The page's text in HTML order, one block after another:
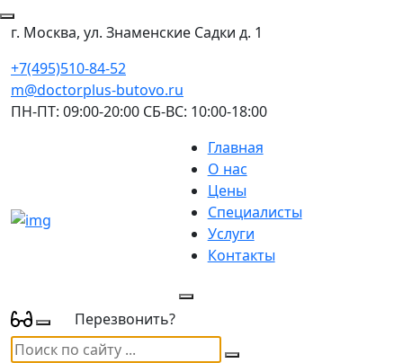
г. Москва, ул. Знаменские Садки д. 1
+7(495)510-84-52
m@doctorplus-butovo.ru
ПН-ПТ: 09:00-20:00 СБ-ВС: 10:00-18:00
Главная
О нас
Цены
Специалисты
Услуги
Контакты
Перезвонить?